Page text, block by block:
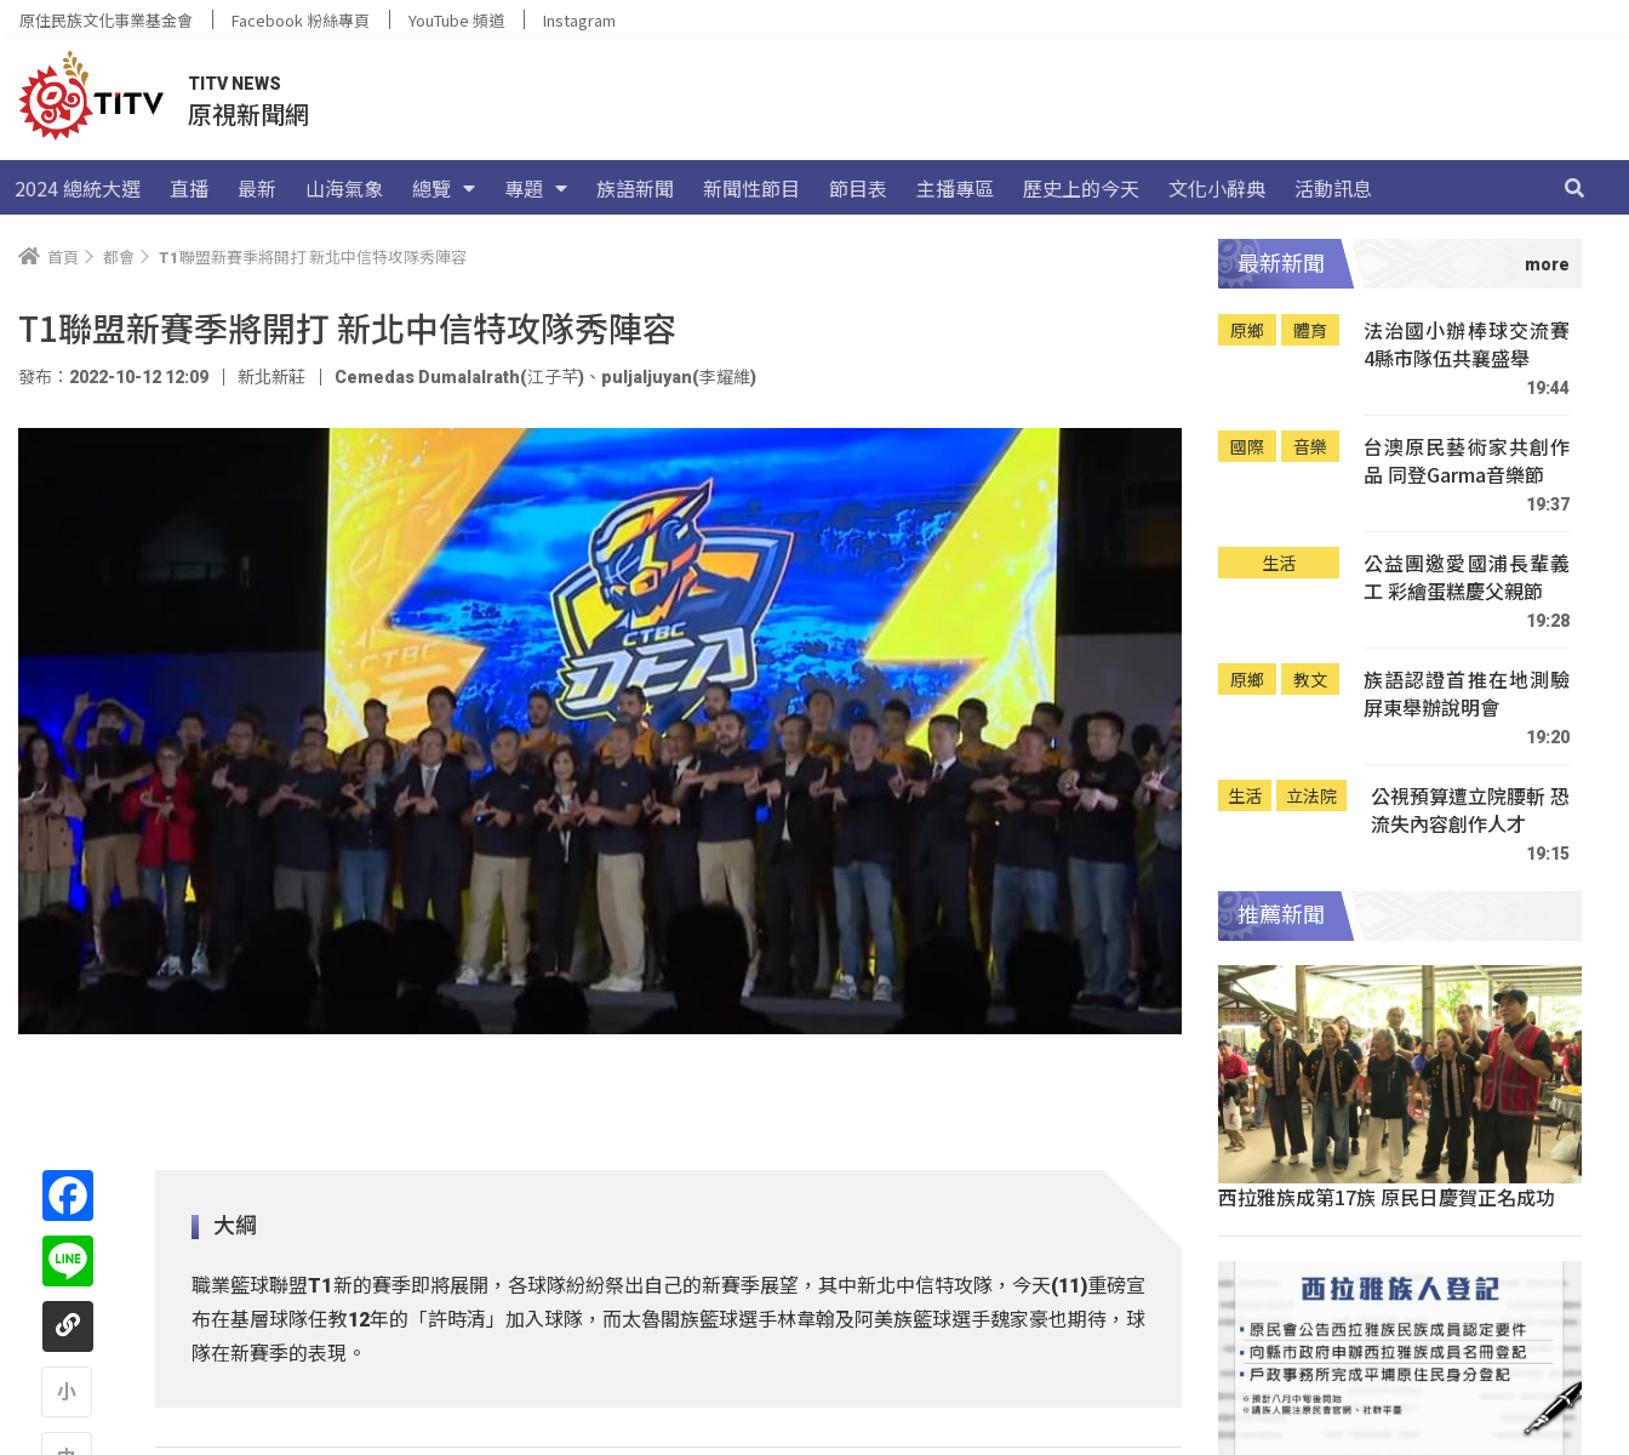
原住民族文化事業基金會 Facebook 粉絲專頁 YouTube 頻道 Instagram
TITV NEWS
原視新聞網
2024 總統大選 直播 最新 山海氣象 總覽 專題 族語新聞 新聞性節目 節目表 主播專區 歷史上的今天 文化小辭典 活動訊息
首頁 都會 T1聯盟新賽季將開打 新北中信特攻隊秀陣容
T1聯盟新賽季將開打 新北中信特攻隊秀陣容
發布：2022-10-12 12:09 新北新莊 Cemedas Dumalalrath(江子芊) 、 puljaljuyan(李耀維)
大綱
職業籃球聯盟T1新的賽季即將展開，各球隊紛紛祭出自己的新賽季展望，其中新北中信特攻隊，今天(11)重磅宣
布在基層球隊任教12年的「許時清」加入球隊，而太魯閣族籃球選手林韋翰及阿美族籃球選手魏家豪也期待，球
隊在新賽季的表現。
最新新聞
原鄉 體育
法治國小辦棒球交流賽
4縣市隊伍共襄盛舉
19:44
國際 音樂
台澳原民藝術家共創作
品 同登Garma音樂節
19:37
生活
公益團邀愛國浦長輩義
工 彩繪蛋糕慶父親節
19:28
原鄉 教文
族語認證首推在地測驗
屏東舉辦說明會
19:20
生活 立法院
公視預算遭立院腰斬 恐
流失內容創作人才
19:15
推薦新聞
西拉雅族成第17族 原民日慶賀正名成功